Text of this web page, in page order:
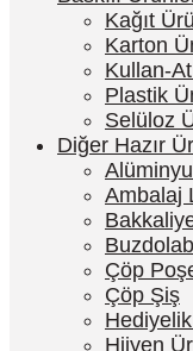
Kağıt
Karton
Kullan-
Plastik
Selüloz
Diğer Hazır
Ambalaj
Çöp
Çöp Şiş
Hijyen